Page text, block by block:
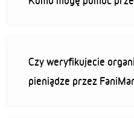
Czy weryfikujecie
pieniądze przez